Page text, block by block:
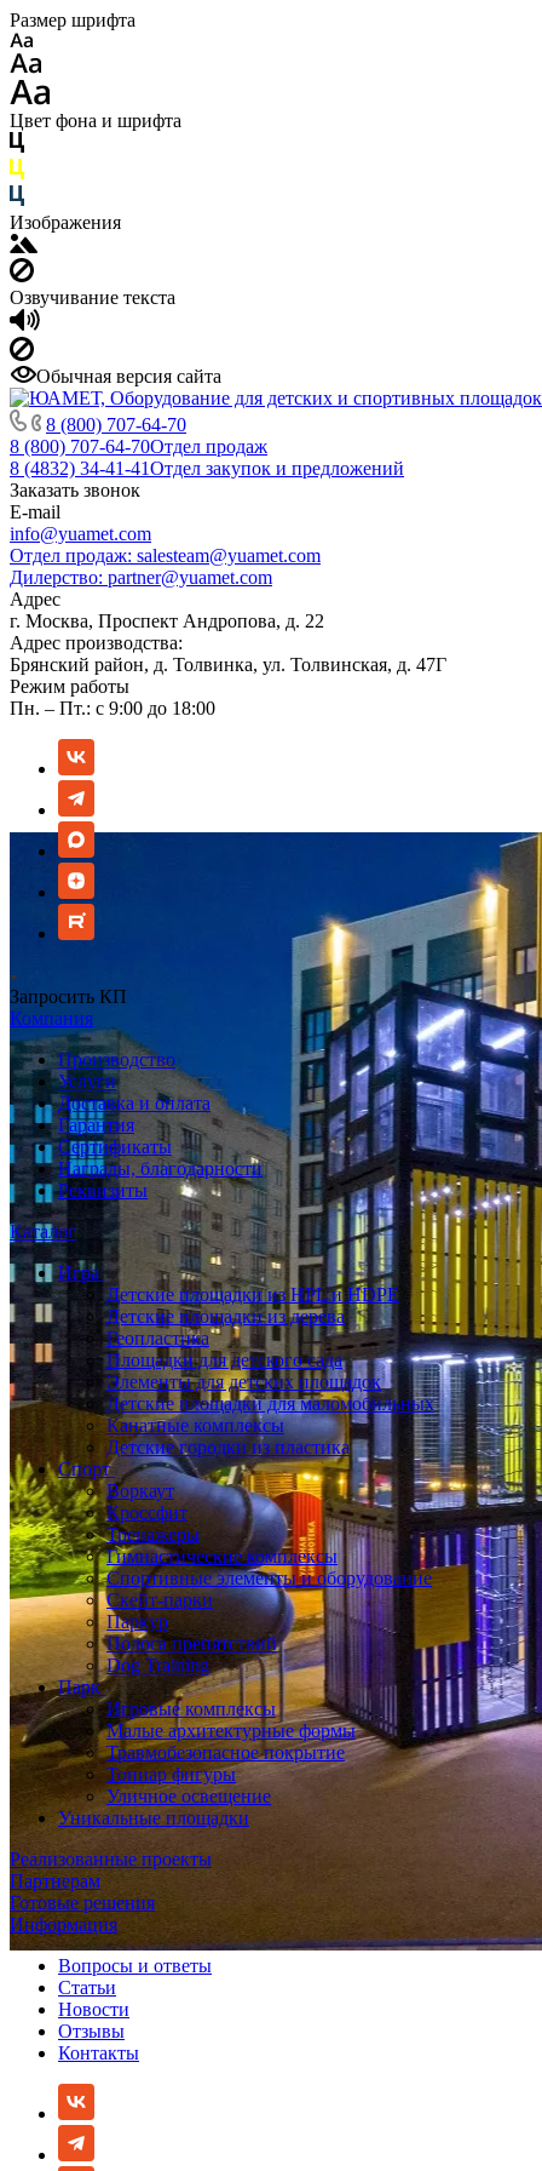
Размер шрифта
Цвет фона и шрифта
Изображения
Озвучивание текста
Обычная версия сайта
8 (800) 707-64-70
8 (800) 707-64-70Отдел продаж
8 (4832) 34-41-41Отдел закупок и предложений
Заказать звонок
E-mail
info@yuamet.com
Отдел продаж: salesteam@yuamet.com
Дилерство: partner@yuamet.com
Адрес
г. Москва, Проспект Андропова, д. 22
Адрес производства:
Брянский район, д. Толвинка, ул. Толвинская, д. 47Г
Режим работы
Пн. – Пт.: с 9:00 до 18:00
Запросить КП
Компания
Производство
Услуги
Доставка и оплата
Гарантия
Сертификаты
Награды, благодарности
Реквизиты
Каталог
Игра
Детские площадки из HPL и HDPE
Детские площадки из дерева
Геопластика
Площадки для детского сада
Элементы для детских площадок
Детские площадки для маломобильных
Канатные комплексы
Детские городки из пластика
Спорт
Воркаут
Кроссфит
Тренажеры
Гимнастические комплексы
Спортивные элементы и оборудование
Скейт-парки
Паркур
Полоса препятствий
Dog Training
Парк
Игровые комплексы
Малые архитектурные формы
Травмобезопасное покрытие
Топиар фигуры
Уличное освещение
Уникальные площадки
Реализованные проекты
Партнерам
Готовые решения
Информация
Вопросы и ответы
Статьи
Новости
Отзывы
Контакты